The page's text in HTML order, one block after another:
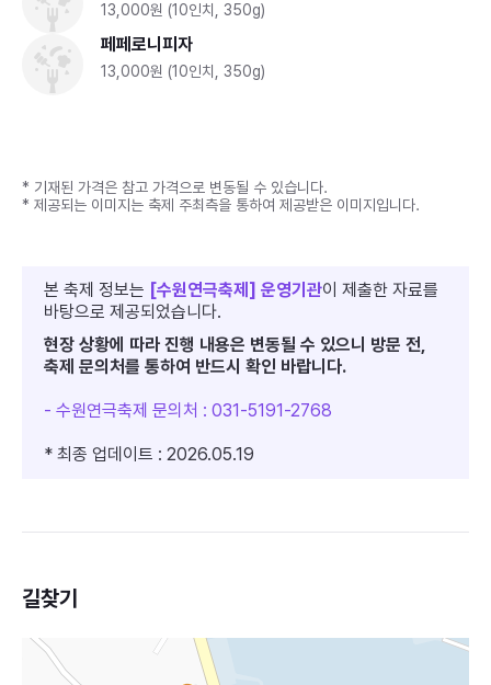
13,000원 (10인치, 350g)
페페로니피자
13,000원 (10인치, 350g)
* 기재된 가격은 참고 가격으로 변동될 수 있습니다.
* 제공되는 이미지는 축제 주최측을 통하여 제공받은 이미지입니다.
본 축제 정보는 [수원연극축제] 운영기관이 제출한 자료를
바탕으로 제공되었습니다.
현장 상황에 따라 진행 내용은 변동될 수 있으니 방문 전,
축제 문의처를 통하여 반드시 확인 바랍니다.
- 수원연극축제 문의처 : 031-5191-2768
* 최종 업데이트 : 2026.05.19
길찾기